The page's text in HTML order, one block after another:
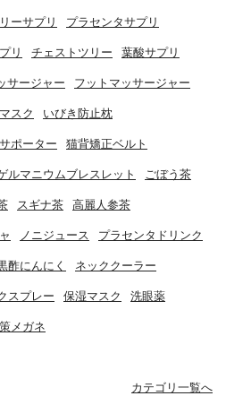
ーサプリ プラセンタサプリ
リ チェストツリー 葉酸サプリ
サージャー フットマッサージャー
スク いびき防止枕
ポーター 猫背矯正ベルト
ルマニウムブレスレット ごぼう茶
スギナ茶 高麗人参茶
ノニジュース プラセンタドリンク
酢にんにく ネッククーラー
スプレー 保湿マスク 洗眼薬
メガネ
カテゴリ一覧へ